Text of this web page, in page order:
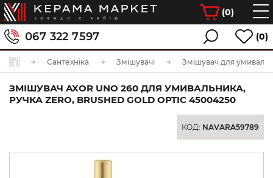
(0)
067 322 7597 (0)
Сантехніка Змішувачі Змішувач для
ЗМІШУВАЧ AXOR UNO 260 ДЛЯ УМИВАЛЬНИКА,
РУЧКА ZERO, BRUSHED GOLD OPTIC 45004250
КОД: NAVARA59789